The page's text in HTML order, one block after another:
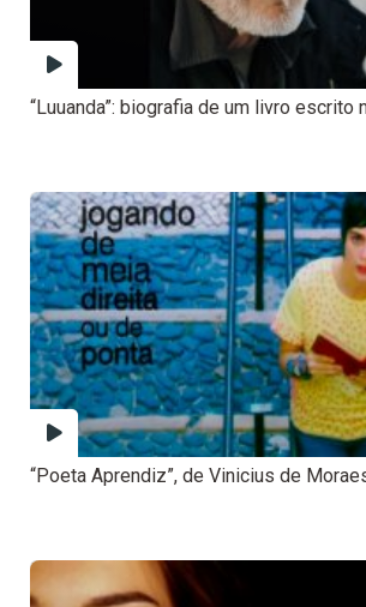
“Luuanda”: biografia de um livro escrito
“Poeta Aprendiz”, de Vinicius de